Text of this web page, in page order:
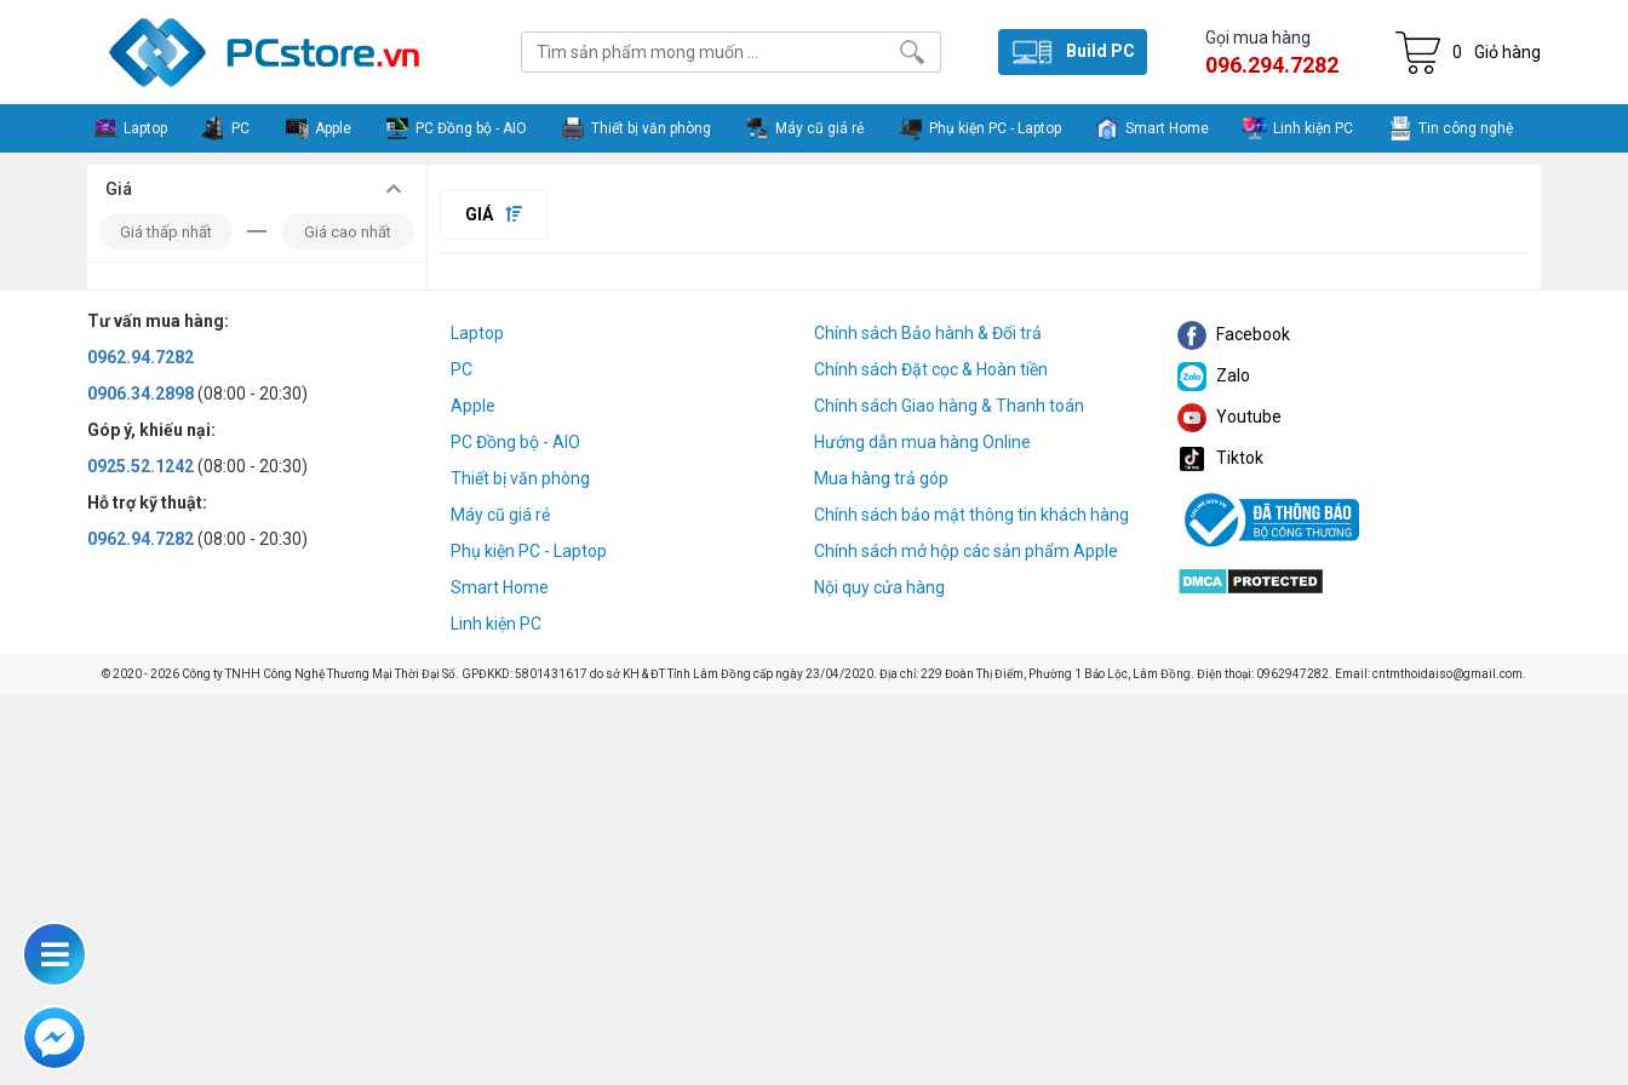
Build PC
Gọi mua hàng
096.294.7282 0 Giỏ hàng
Laptop PC Apple PC Đồng bộ - AIO Thiết bị văn phòng Máy cũ giá rẻ Phụ kiện PC - Laptop Smart Home Linh kiện PC Tin công nghệ
Giá
GIÁ
Tư vấn mua hàng:
0962.94.7282
0906.34.2898(08:00 - 20:30)
Góp ý, khiếu nại:
0925.52.1242(08:00 - 20:30)
Hỗ trợ kỹ thuật:
0962.94.7282(08:00 - 20:30)
Laptop
PC
Apple
PC Đồng bộ - AIO
Thiết bị văn phòng
Máy cũ giá rẻ
Phụ kiện PC - Laptop
Smart Home
Linh kiện PC
Chính sách Bảo hành & Đổi trả
Chính sách Đặt cọc & Hoàn tiền
Chính sách Giao hàng & Thanh toán
Hướng dẫn mua hàng Online
Mua hàng trả góp
Chính sách bảo mật thông tin khách hàng
Chính sách mở hộp các sản phẩm Apple
Nội quy cửa hàng
Facebook
Zalo
Youtube
Tiktok
© 2020 - 2026 Công ty TNHH Công Nghệ Thương Mại Thời Đại Số. GPĐKKD: 5801431617 do sở KH & ĐT Tỉnh Lâm Đồng cấp ngày 23/04/2020. Địa chỉ: 229 Đoàn Thị Điểm, Phường 1 Bảo Lộc, Lâm Đồng. Điện thoại: 0962947282. Email: cntmthoidaiso@gmail.com.